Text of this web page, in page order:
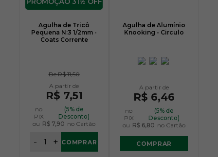
Agulha de Tricô
Pequena N:3 1/2mm -
Coats Corrente
DeR$ 11,50
R$ 7,51
no
PIX
(5% de
Desconto)
ou R$ 7,90 no Cartão
+
- COMPRAR
Agulha de Alumínio
Knooking - Circulo
R$ 6,46
no
PIX
(5% de
Desconto)
ou R$ 6,80 no Cartão
COMPRAR